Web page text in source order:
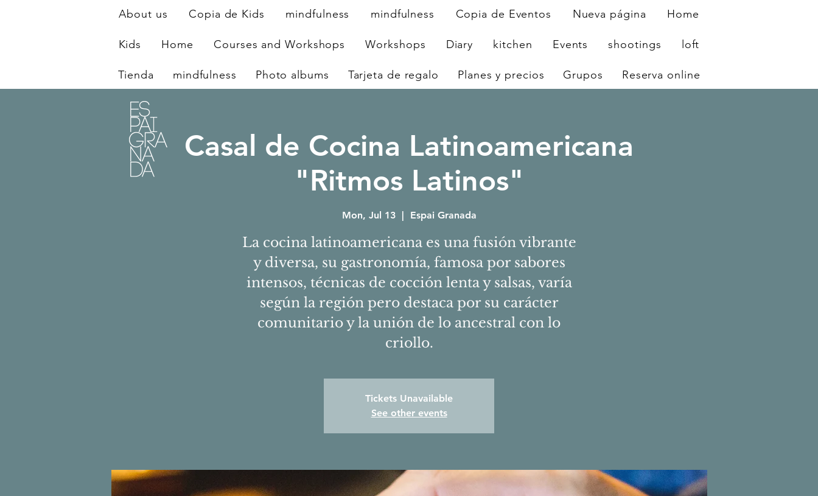
About us Copia de Kids mindfulness mindfulness Copia de Eventos Nueva página Home
Kids Home Courses and Workshops Workshops Diary kitchen Events shootings loft
Tienda mindfulness Photo albums Tarjeta de regalo Planes y precios Grupos Reserva online
Casal de Cocina Latinoamericana
"Ritmos Latinos"
Mon, Jul 13
  |
Espai Granada
La cocina latinoamericana es una fusión vibrante
y diversa, su gastronomía, famosa por sabores
intensos, técnicas de cocción lenta y salsas, varía
según la región pero destaca por su carácter
comunitario y la unión de lo ancestral con lo
criollo.
Tickets Unavailable
See other events